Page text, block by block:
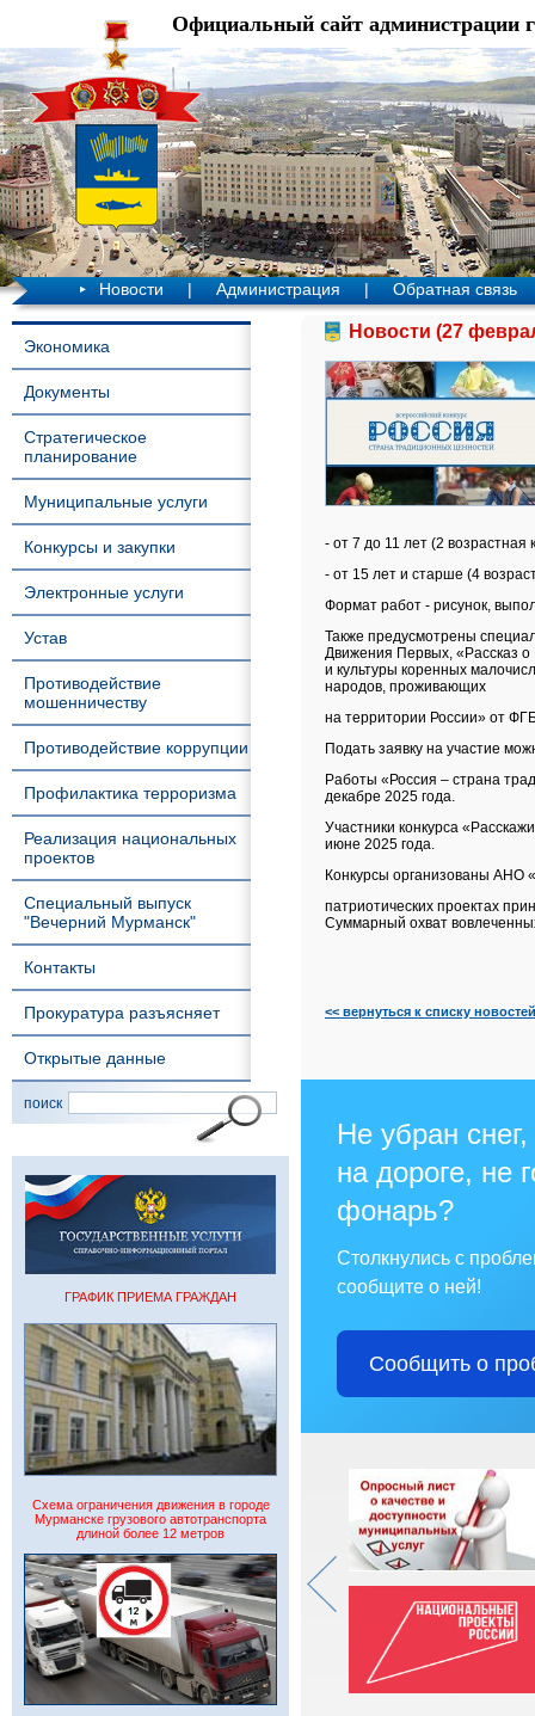
Официальный сайт администрации
Новости | Администрация | Обратная связь
Экономика
Документы
Стратегическое
планирование
Муниципальные услуги
Конкурсы и закупки
Электронные услуги
Устав
Противодействие
мошенничеству
Противодействие коррупции
Профилактика терроризма
Реализация национальных
проектов
Специальный выпуск
"Вечерний Мурманск"
Контакты
Прокуратура разъясняет
Открытые данные
поиск
ГРАФИК ПРИЕМА ГРАЖДАН
Схема ограничения движения в городе
Мурманске грузового автотранспорта
длиной более 12 метров
Новости (27
- от 7 до 11 лет (2 возрастная
- от 15 лет и старше (4
Формат работ - рисунок,
Также предусмотрены
Движения Первых, «Рассказ
и культуры коренных
народов, проживающих
на территории России» от
Подать заявку на участие
Работы «Россия – страна
декабре 2025 года.
Участники конкурса
июне 2025 года.
Конкурсы организованы АНО
патриотических проектах
Суммарный охват
<< вернуться к списку новостей
Не убран
на дороге, не
фонарь?
Столкнулись с
сообщите о ней!
Сообщить о